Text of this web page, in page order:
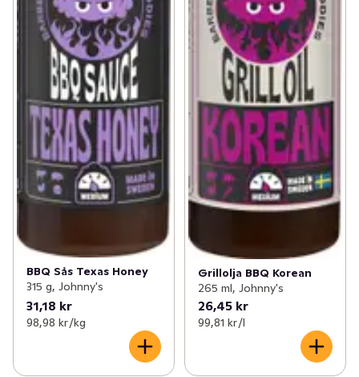
BBQ Sås Texas Honey
315 g, Johnny's
31,18 kr
98,98 kr /kg
Grillolja BBQ Korean
265 ml, Johnny's
26,45 kr
99,81 kr /l